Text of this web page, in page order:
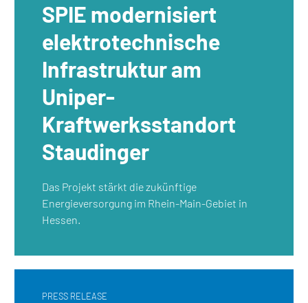
SPIE modernisiert
elektrotechnische
Infrastruktur am
Uniper-
Kraftwerksstandort
Staudinger
Das Projekt stärkt die zukünftige
Energieversorgung im Rhein-Main-Gebiet in
Hessen.
PRESS RELEASE